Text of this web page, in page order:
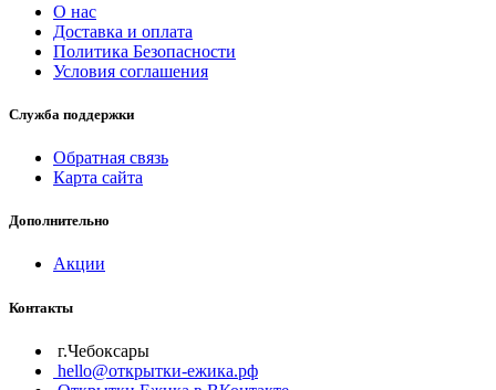
О нас
Доставка и оплата
Политика Безопасности
Условия соглашения
Служба поддержки
Обратная связь
Карта сайта
Дополнительно
Акции
Контакты
г.Чебоксары
hello@открытки-ежика.рф